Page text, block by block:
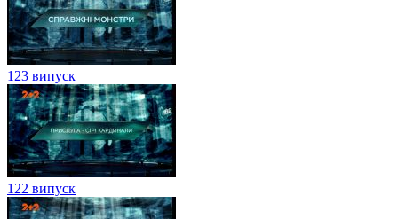
123 випуск
122 випуск